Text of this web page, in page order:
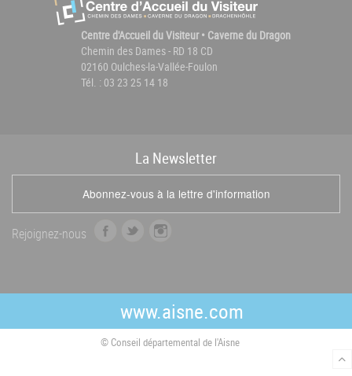
Centre d'Accueil du Visiteur • Caverne du Dragon
Chemin des Dames - RD 18 CD
02160 Oulches-la-Vallée-Foulon
Tél. : 03 23 25 14 18
La Newsletter
Abonnez-vous à la lettre d'information
Rejoignez-nous
b
o
t
e
r
a
g
r
a
www.aisne.com
© Conseil départemental de l'Aisne